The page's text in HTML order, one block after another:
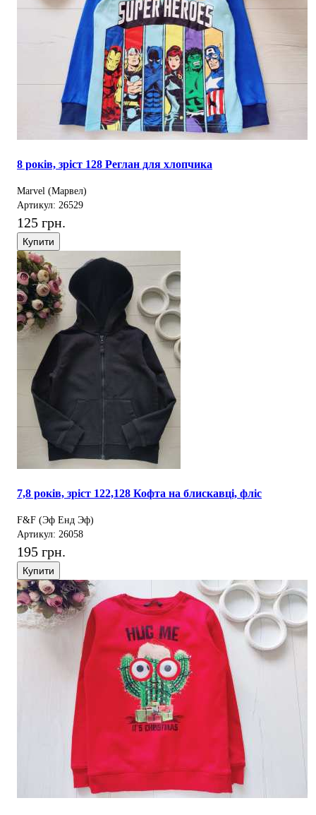
8 років, зріст 128 Реглан для хлопчика
Marvel (Марвел)
Артикул: 26529
125 грн.
Купити
7,8 років, зріст 122,128 Кофта на блискавці, фліс
F&F (Эф Енд Эф)
Артикул: 26058
195 грн.
Купити